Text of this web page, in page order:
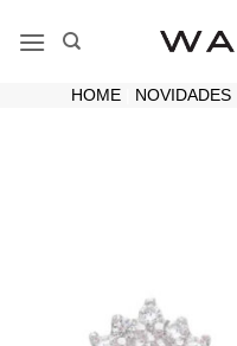
HOME| NOVIDADES|